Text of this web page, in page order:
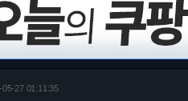
05-27 01:11:35